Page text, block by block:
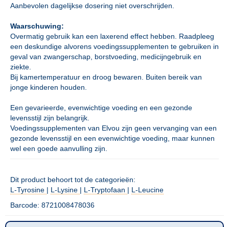
Aanbevolen dagelijkse dosering niet overschrijden.
Waarschuwing:
Overmatig gebruik kan een laxerend effect hebben. Raadpleeg
een deskundige alvorens voedingssupplementen te gebruiken in
geval van zwangerschap, borstvoeding, medicijngebruik en
ziekte.
Bij kamertemperatuur en droog bewaren. Buiten bereik van
jonge kinderen houden.
Een gevarieerde, evenwichtige voeding en een gezonde
levensstijl zijn belangrijk.
Voedingssupplementen van Elvou zijn geen vervanging van een
gezonde levensstijl en een evenwichtige voeding, maar kunnen
wel een goede aanvulling zijn.
Dit product behoort tot de categorieën:
L-Tyrosine | L-Lysine | L-Tryptofaan | L-Leucine
Barcode: 8721008478036